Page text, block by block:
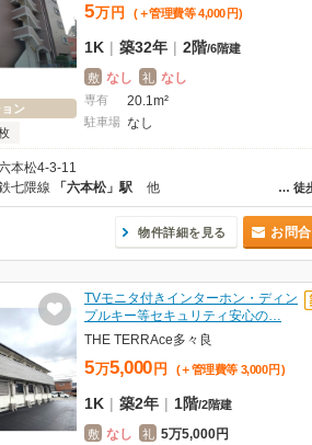
ン
5万 円 (＋管理費等 4,000 円)
1K | 築32年 | 2階/6階建
敷 なし 礼 なし
専有 20.1m²
駐車場 なし
本松4-3-11
… 徒
七隈線 「六本松」駅 他
物件詳細を見る お問
TVモニタ付きインターホン・ディン
プルキー等セキュリティ安心の…
THE TERRAce多々良
5万5,000 円 (＋管理費等 3,000 円 )
1K | 築2年 | 1階/2階建
敷 なし 礼 5万5,000円